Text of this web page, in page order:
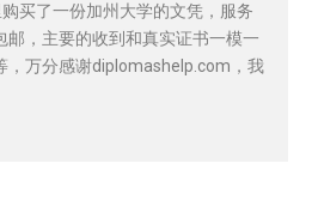
买了一份加州大学的文凭，服务
邮，主要的收到和真实证书一模一
，万分感谢diplomashelp.com，我